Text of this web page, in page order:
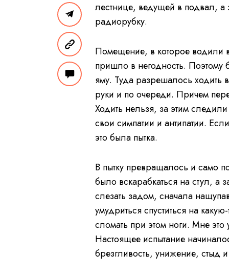
лестнице, ведущей в подвал,
радиорубку.
Помещение, в которое водили
пришло в негодность. Поэтому
яму. Туда разрешалось ходить
руки и по очереди. Причем
Ходить нельзя, за этим
свои симпатии и антипатии.
это была пытка.
В пытку превращалось и само
было вскарабкаться на стул,
слезать задом, сначала
умудриться спуститься на
сломать при этом ноги. Мне
Настоящее испытание
брезгливость, унижение, стыд и